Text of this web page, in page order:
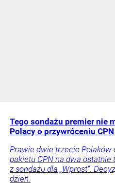
Tego sondażu premier nie
Polacy o przywróceniu CPN
Prawie dwie trzecie Polaków
pakietu CPN na dwa
z sondażu dla „Wprost”.
dzień.